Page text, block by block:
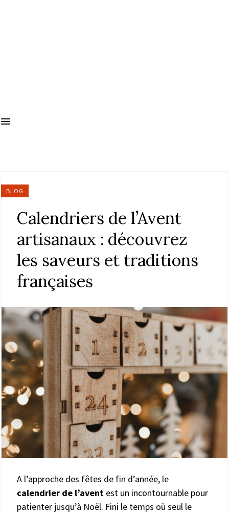
BLOG
Calendriers de l’Avent
artisanaux : découvrez
les saveurs et traditions
françaises
A l’approche des fêtes de fin d’année, le
calendrier de l’avent est un incontournable pour
patienter jusqu’à Noël. Fini le temps où seul le